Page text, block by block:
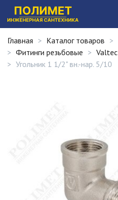
Главная Каталог товаров
Фитинги резьбовые
Valtec
Угольник 1 1/2" вн.-нар. 5/10